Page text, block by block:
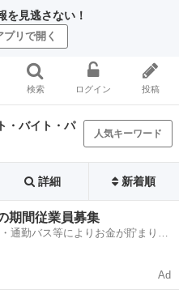
を見逃さない！
プリで開く
検索 ログイン 投稿
・バイト・パ
人気キーワード
詳細 新着順
期間従業員募集
通勤バス等によりお金が貯まりや
Ad